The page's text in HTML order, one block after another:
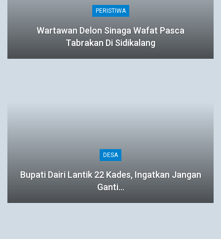
PERISTIWA
Wartawan Delon Sinaga Wafat Pasca
Tabrakan Di Sidikalang
DESA
Bupati Dairi Lantik 22 Kades, Ingatkan Jangan
Ganti…